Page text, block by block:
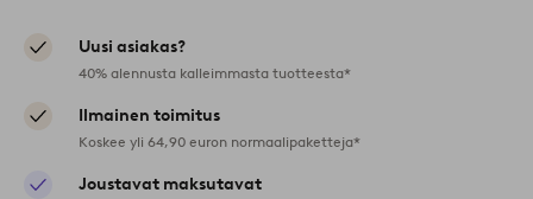
Uusi asiakas?
40% alennusta kalleimmasta tuotteesta*
Ilmainen toimitus
Koskee yli 64,90 euron normaalipaketteja*
Joustavat maksutavat